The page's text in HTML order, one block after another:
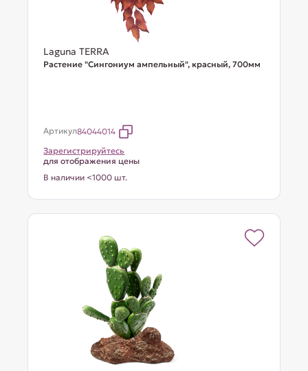
Laguna TERRA
Растение "Сингониум ампельный", красный, 700мм
Артикул84044014
Зарегистрируйтесь
для отображения цены
В наличии <1000 шт.